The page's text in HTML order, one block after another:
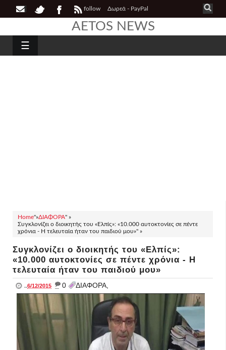
follow Δωρεά - PayPal
AETOS NEWS
☰
Home"»ΔΙΑΦΟΡΑ" »
Συγκλονίζει ο διοικητής του «Ελπίς»: «10.000 αυτοκτονίες σε πέντε
χρόνια - Η τελευταία ήταν του παιδιού μου»" »
Συγκλονίζει ο διοικητής του «Ελπίς»:
«10.000 αυτοκτονίες σε πέντε χρόνια - Η
τελευταία ήταν του παιδιού μου»
..6/12/2015 _ 0 ΔΙΑΦΟΡΑ,